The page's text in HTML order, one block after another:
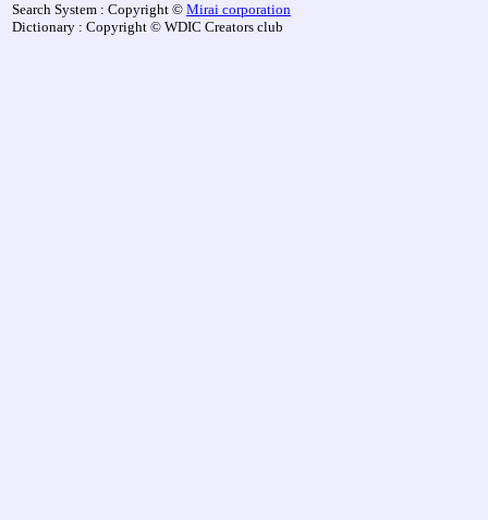
Search System : Copyright © Mirai corporation
Dictionary : Copyright © WDIC Creators club